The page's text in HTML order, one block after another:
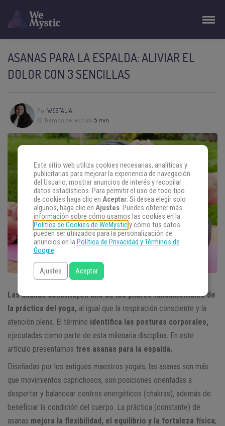
ASANAS PARA LA ESPALDA: ALIVIAR EL
DOLOR CON 3 SENCILLAS
PorWESTALIA
Tiempo de lectura: 5 min
Las asanas constituyen uno de los pilares fundamentales de
la práctica del yoga, al igual que la respiración consciente y la
atención plena. El término identifica las posturas corporales,
ejecutadas como parte de esta milenaria disciplina. En este
artículo presentamos tres asanas para la espalda.
Diseñadas por los antiguos maestros yoguis, las asanas son más
que movimientos caprichosos, son posiciones orientadas a
despertar y balancear centros energéticos (chakras), además de
beneficiar la condición del cuerpo. La práctica (constante) de
asanas mejora la flexibilidad, el equilibrio y la fortaleza física;
Este sitio web utiliza cookies necesarias, analíticas y
publicitarias para mejorar la experiencia de navegación
del Usuario, mostrar anuncios de interés y recopilar
datos estadísticos. Para permitir el uso de todo tipo
de cookies haga clic en Aceptar. Si desea elegir solo
algunos, haga clic en Ajustes. Puedes obtener más
información sobre cómo usamos las cookies en la
Política de Cookies de WeMysticy cómo tus datos
pueden ser utilizados para la personalización de
anuncios en la Política de Privacidad y Términos de
Google.
Ajustes Aceptar